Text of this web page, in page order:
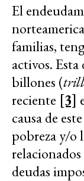
El
familias,
activos. Esta
billones (
reciente [3]
causa de
pobreza y/o
deudas